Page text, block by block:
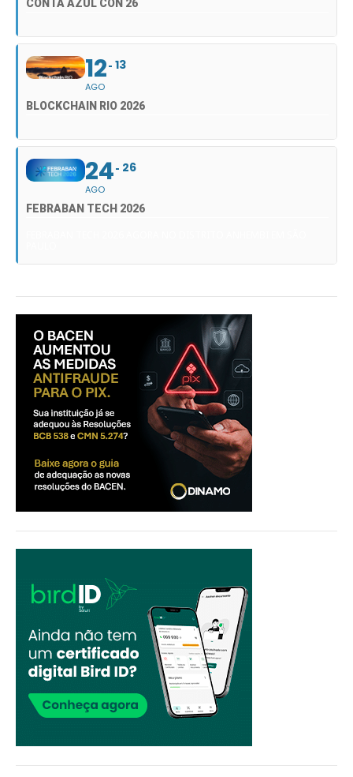
CONTA AZUL CON 26
12
AGO
13
BLOCKCHAIN RIO 2026
24
AGO
26
FEBRABAN TECH 2026